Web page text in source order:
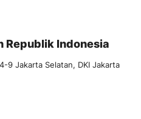
Republik Indonesia
9 Jakarta Selatan, DKI Jakarta